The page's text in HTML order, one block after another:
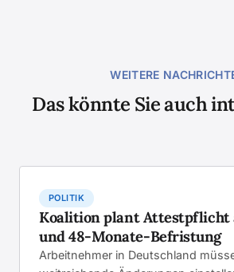
WEITERE
Das könnte Sie auch
POLITIK
Koalition plant Attestpflicht
und 48-Monate-Befristung
Arbeitnehmer in Deutschland